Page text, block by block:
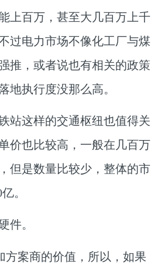
上百万，甚至大几百万上千
过电力市场不像化工厂与煤
推，或者说也有相关的政策
地执行度没那么高。
站这样的交通枢纽也值得关
价也比较高，一般在几百万
但是数量比较少，整体的市
。
件。
方案商的价值，所以，如果